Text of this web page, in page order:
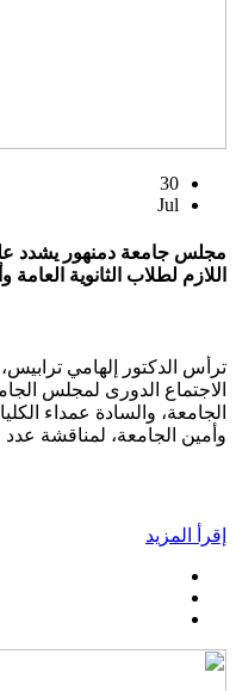
30
Jul
مجلس جامعة دمنهور يشدد
اللازم لطلاب الثانوية العامة
ترأس الدكتور إلهامي
الاجتماع الدورى لمجلس
الجامعة، والسادة عمداء
وأمين الجامعة، لمناقشة
إقرأ المزيد